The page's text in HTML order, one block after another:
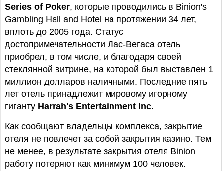
Series of Poker, которые проводились в Binion's
Gambling Hall and Hotel на протяжении 34 лет,
вплоть до 2005 года. Статус
достопримечательности Лас-Вегаса отель
приобрел, в том числе, и благодаря своей
стеклянной витрине, на которой был выставлен 1
миллион долларов наличными. Последние пять
лет отель принадлежит мировому игорному
гиганту Harrah's Entertainment Inc.
Как сообщают владельцы комплекса, закрытие
отеля не повлечет за собой закрытия казино. Тем
не менее, в результате закрытия отеля Binion
работу потеряют как минимум 100 человек.